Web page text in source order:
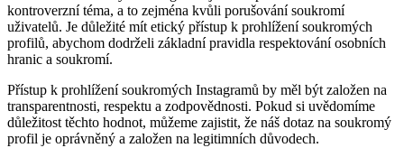
kontroverzní téma, a to zejména kvůli porušování soukromí
uživatelů. Je důležité mít etický přístup k prohlížení soukromých
profilů, abychom dodrželi základní pravidla respektování osobních
hranic a soukromí.
Přístup k prohlížení soukromých Instagramů by měl být založen na
transparentnosti, respektu a zodpovědnosti. Pokud si uvědomíme
důležitost těchto hodnot, můžeme zajistit, že náš dotaz na soukromý
profil je oprávněný a založen na legitimních důvodech.